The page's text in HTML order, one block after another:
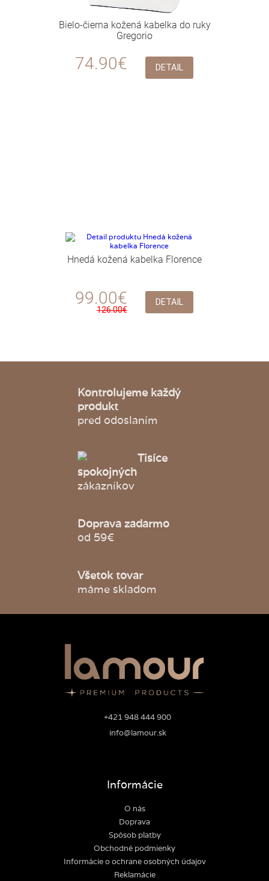
Bielo-čierna kožená kabelka do ruky
Gregorio
74.90€ DETAIL
Hnedá kožená kabelka Florence
99.00€
126.00€
DETAIL
Kontrolujeme každý
produkt
pred odoslaním
Tisíce
spokojných
zákazníkov
Doprava zadarmo
od 59€
Všetok tovar
máme skladom
+421 948 444 900
info@lamour.sk
Informácie
O nás
Doprava
Spôsob platby
Obchodné podmienky
Informácie o ochrane osobných údajov
Reklamácie